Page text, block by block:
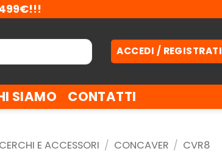
499€!!!
ACCEDI / REGISTRATI
SIAMO CONTATTI
CERCHI E ACCESSORI / CONCAVER / CVR8